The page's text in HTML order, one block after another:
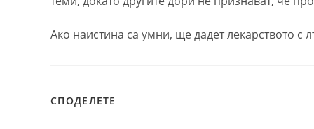
Ако наистина са умни, ще дадет лекарството с
СПОДЕЛЕТЕ